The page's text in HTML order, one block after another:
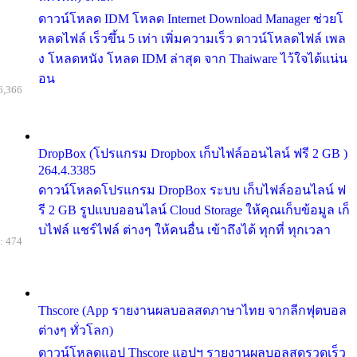
ดาวน์โหลด IDM โหลด Internet Download Manager ช่วยโ
หลดไฟล์ เร็วขึ้น 5 เท่า เพิ่มความเร็ว ดาวน์โหลดไฟล์ เพล
ง โหลดหนัง โหลด IDM ล่าสุด จาก Thaiware ไว้ใจได้แน่น
อน
DropBox (โปรแกรม Dropbox เก็บไฟล์ออนไลน์ ฟรี 2 GB )
264.4.3385
ดาวน์โหลดโปรแกรม DropBox ระบบ เก็บไฟล์ออนไลน์ ฟ
รี 2 GB รูปแบบออนไลน์ Cloud Storage ให้คุณเก็บข้อมูล เก็
บไฟล์ แชร์ไฟล์ ต่างๆ ให้คนอื่น เข้าถึงได้ ทุกที่ ทุกเวลา
Thscore (App รายงานผลบอลสดภาษาไทย จากลีกฟุตบอล
ต่างๆ ทั่วโลก)
ดาวน์โหลดแอป Thscore แอปฯ รายงานผลบอลสดรวดเร็ว
474